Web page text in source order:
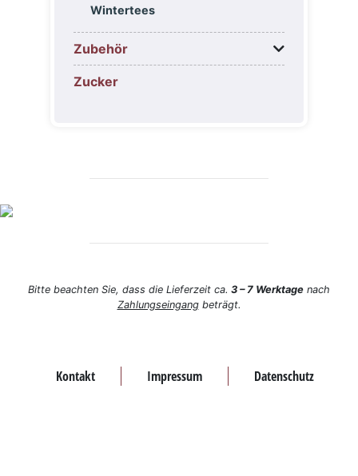
Wintertees
Zubehör
Zucker
Bitte beachten Sie, dass die Lieferzeit ca. 3 – 7 Werktage nach
Zahlungseingangbeträgt.
Kontakt Impressum Datenschutz